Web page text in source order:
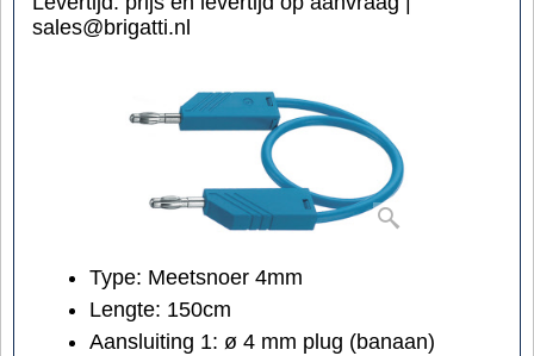
sales@brigatti.nl
Type: Meetsnoer 4mm
Lengte: 150cm
Aansluiting 1: ø 4 mm plug (banaan)